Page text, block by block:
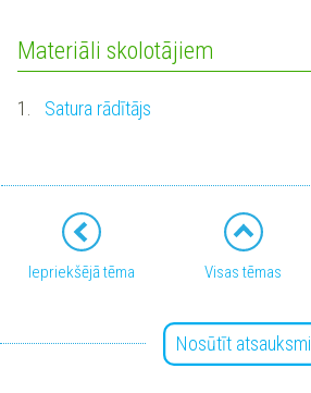
Materiāli skolotājiem
1. Satura rādītājs
Iepriekšējā tēma Visas tēmas
Nosūtīt atsauksmi